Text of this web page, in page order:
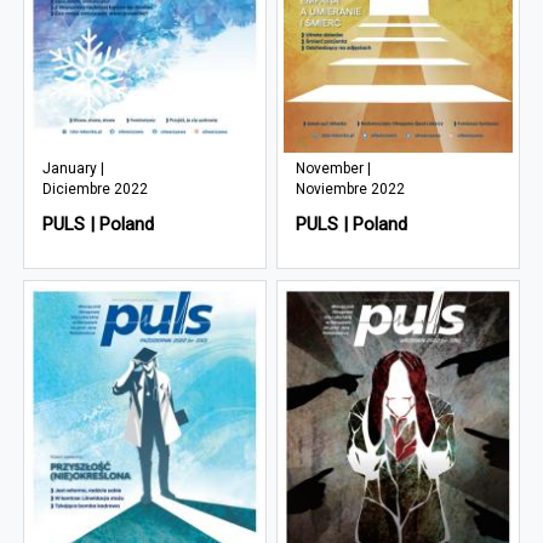
January |
Diciembre 2022
PULS | Poland
November |
Noviembre 2022
PULS | Poland